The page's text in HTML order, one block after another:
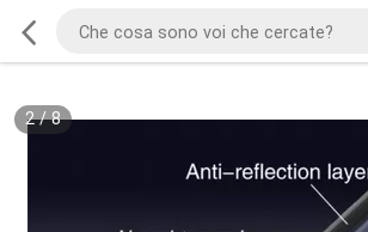
2/8